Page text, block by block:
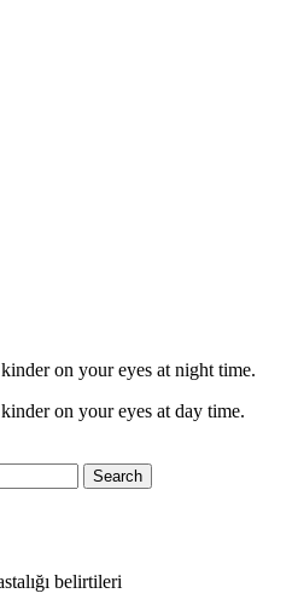
on your eyes at night time.
on your eyes at day time.
Search
belirtileri